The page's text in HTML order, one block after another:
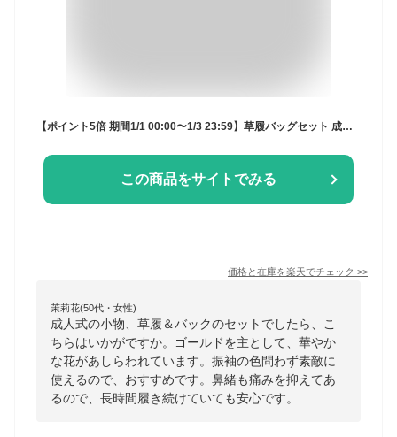
【ポイント5倍 期間1/1 00:00〜1/3 23:59】草履バッグセット 成人式 結婚式 フォーマル 草履 バッグ 金襴 M L LL 3L 大きいサイズ ゴールド 黒 エンジ シルバー 金 銀 和装バッグ 着物バッグ レディース 婦人和装
この商品をサイトでみる
価格と在庫を楽天でチェック >>
茉莉花(50代・女性)
成人式の小物、草履＆バックのセットでしたら、こ
ちらはいかがですか。ゴールドを主として、華やか
な花があしらわれています。振袖の色問わず素敵に
使えるので、おすすめです。鼻緒も痛みを抑えてあ
るので、長時間履き続けていても安心です。